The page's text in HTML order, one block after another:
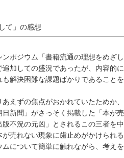
て」の感想
ポジウム「書籍流通の理想をめざし
加しての盛況であったが、内容的に
解決困難な課題ばかりであることを
えずの焦点がおかれていたためか、
新聞」がさっそく掲載した「本が売
不況の元凶」とされるこの三者を中
売れない現象に歯止めがかけられる
について簡単に触れながら、考えを